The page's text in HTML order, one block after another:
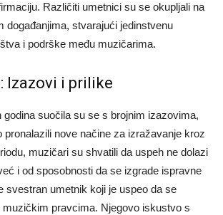
Različiti umetnici su se okupljali na
događanjima, stvarajući jedinstvenu
i podrške među muzičarima.
Izazovi i prilike
godina suočila su se s brojnim izazovima,
pronalazili nove načine za izražavanje kroz
muzičari su shvatili da uspeh ne dolazi
i od sposobnosti da se izgrade ispravne
svestran umetnik koji je uspeo da se
muzičkim pravcima. Njegovo iskustvo s